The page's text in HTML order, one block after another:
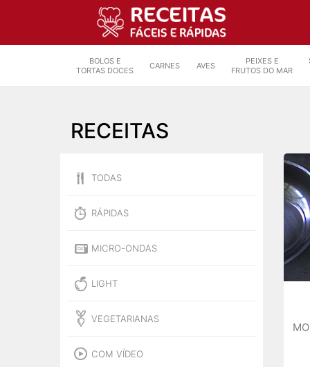
BOLOS E
TORTAS DOCES
CARNES AVES
PEIXES E
FRUTOS DO MAR
RECEITAS
TODAS
RÁPIDAS
MICRO-ONDAS
LIGHT
VEGETARIANAS
COM VÍDEO